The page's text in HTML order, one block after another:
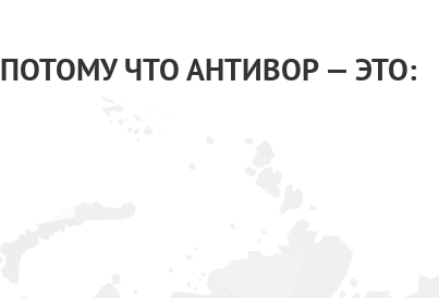
ПОТОМУ ЧТО АНТИВОР — ЭТО: